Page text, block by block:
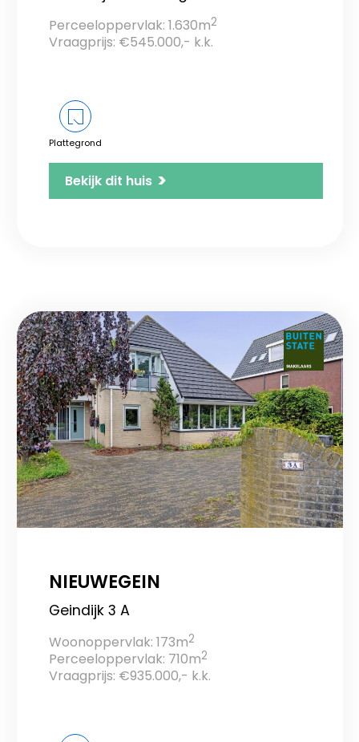
Perceeloppervlak: 1.630m2
Vraagprijs: €545.000,- k.k.
Plattegrond
Bekijk dit huis >
NIEUWEGEIN
Geindijk 3 A
Woonoppervlak: 173m2
Perceeloppervlak: 710m2
Vraagprijs: €935.000,- k.k.